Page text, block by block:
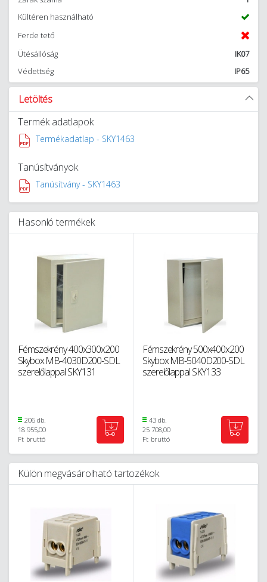
Kültéren használható
Ferde tető
Ütésállóság
IK07
Védettség
IP65
Letöltés
Termék adatlapok
Termékadatlap - SKY1463
Tanúsítványok
Tanúsítvány - SKY1463
Hasonló termékek
Fémszekrény 400x300x200
Skybox MB-4030D200-SDL
szerelőlappal SKY131
206 db.
18 955,00
Ft bruttó
Fémszekrény 500x400x200
Skybox MB-5040D200-SDL
szerelőlappal SKY133
43 db.
25 708,00
Ft bruttó
Külön megvásárolható tartozékok